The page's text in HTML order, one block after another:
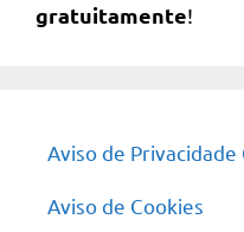
gratuitamente!
Aviso de Privacidade
Aviso de Cookies